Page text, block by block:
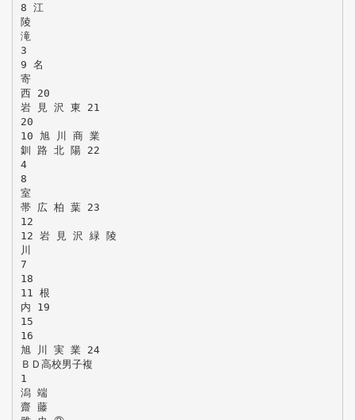
8 江
陵
滝
3
9 名
寄
西 20
岩 見 沢 東 21
20
10 旭 川 商 業
釧 路 北 陽 22
4
8
室
帯 広 柏 葉 23
12
12 岩 見 沢 緑 陵
川
7
18
11 根
内 19
15
16
旭 川 実 業 24
ＢＤ高校男子複
1
潟 端
齋 藤